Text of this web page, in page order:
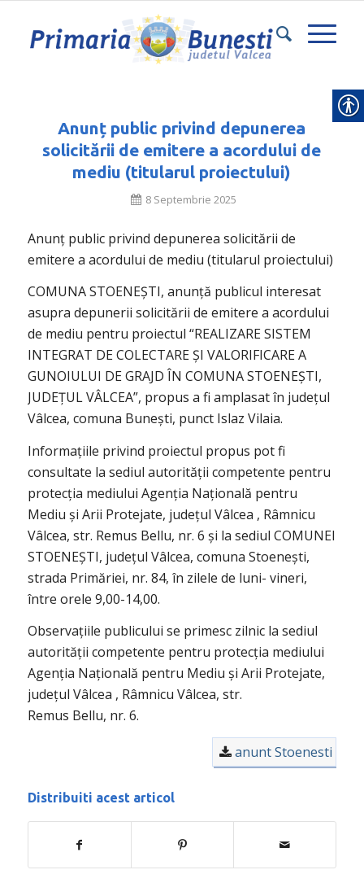
Anunț public privind depunerea
solicitării de emitere a acordului de
mediu (titularul proiectului)
8 Septembrie 2025
Anunț public privind depunerea solicitării de
emitere a acordului de mediu (titularul proiectului)
COMUNA STOENEȘTI, anunță publicul interesat
asupra depunerii solicitării de emitere a acordului
de mediu pentru proiectul “REALIZARE SISTEM
INTEGRAT DE COLECTARE ȘI VALORIFICARE A
GUNOIULUI DE GRAJD ÎN COMUNA STOENEȘTI,
JUDEȚUL VÂLCEA”, propus a fi amplasat în județul
Vâlcea, comuna Bunești, punct Islaz Vilaia.
Informațiile privind proiectul propus pot fi
consultate la sediul autorității competente pentru
protecția mediului Agenția Națională pentru
Mediu și Arii Protejate, județul Vâlcea , Râmnicu
Vâlcea, str. Remus Bellu, nr. 6 și la sediul COMUNEI
STOENEȘTI, județul Vâlcea, comuna Stoenești,
strada Primăriei, nr. 84, în zilele de luni- vineri,
între orele 9,00-14,00.
Observațiile publicului se primesc zilnic la sediul
autorității competente pentru protecția mediului
Agenția Națională pentru Mediu și Arii Protejate,
județul Vâlcea , Râmnicu Vâlcea, str.
Remus Bellu, nr. 6.
anunt Stoenesti
Distribuiti acest articol